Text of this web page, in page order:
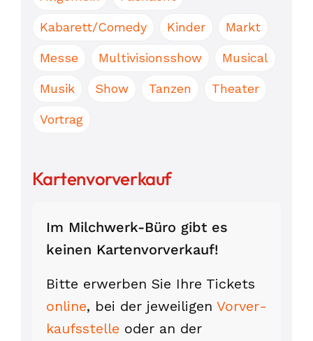
Kabarett/Comedy Kinder Markt
Messe Multivisionsshow Musical
Musik Show Tanzen Theater
Vortrag
Kartenvorverkauf
Im Milchwerk-Büro gibt es
keinen Karten­vor­verkauf!
Bitte erwerben Sie Ihre Tickets
online, bei der jeweiligen Vorver­
kaufs­stelle oder an der